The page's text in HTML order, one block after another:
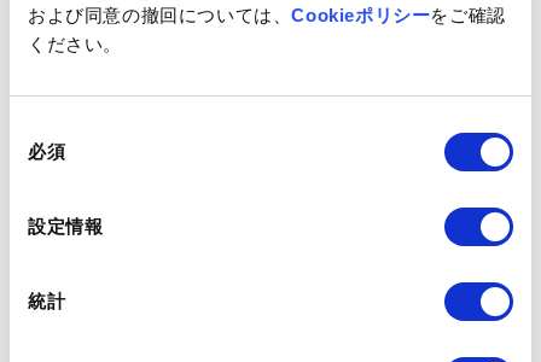
および同意の撤回については、Cookieポリシーをご確認
ください。
必須
設定情報
統計
イト改修リニューアルやUXデザインアプローチによる概
テーションを担当。プロジェクトメンバーひとりひとりを
クレコーダーとして個人としても活動中。HCD-net認定